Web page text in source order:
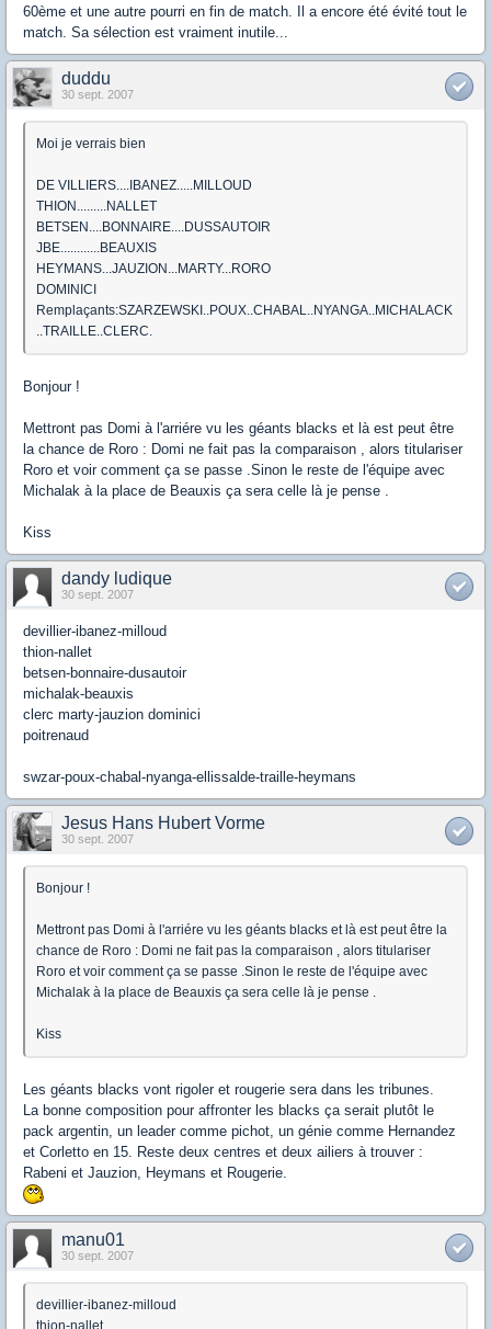
60ème et une autre pourri en fin de match. Il a encore été évité tout le
match. Sa sélection est vraiment inutile...
duddu
30 sept. 2007
Moi je verrais bien
DE VILLIERS....IBANEZ.....MILLOUD
THION.........NALLET
BETSEN....BONNAIRE....DUSSAUTOIR
JBE............BEAUXIS
HEYMANS...JAUZION...MARTY...RORO
DOMINICI
Remplaçants:SZARZEWSKI..POUX..CHABAL..NYANGA..MICHALACK
..TRAILLE..CLERC.
Bonjour !
Mettront pas Domi à l'arriére vu les géants blacks et là est peut être
la chance de Roro : Domi ne fait pas la comparaison , alors titulariser
Roro et voir comment ça se passe .Sinon le reste de l'équipe avec
Michalak à la place de Beauxis ça sera celle là je pense .
Kiss
dandy ludique
30 sept. 2007
devillier-ibanez-milloud
thion-nallet
betsen-bonnaire-dusautoir
michalak-beauxis
clerc marty-jauzion dominici
poitrenaud
swzar-poux-chabal-nyanga-ellissalde-traille-heymans
Jesus Hans Hubert Vorme
30 sept. 2007
Bonjour !
Mettront pas Domi à l'arriére vu les géants blacks et là est peut être la
chance de Roro : Domi ne fait pas la comparaison , alors titulariser
Roro et voir comment ça se passe .Sinon le reste de l'équipe avec
Michalak à la place de Beauxis ça sera celle là je pense .
Kiss
Les géants blacks vont rigoler et rougerie sera dans les tribunes.
La bonne composition pour affronter les blacks ça serait plutôt le
pack argentin, un leader comme pichot, un génie comme Hernandez
et Corletto en 15. Reste deux centres et deux ailiers à trouver :
Rabeni et Jauzion, Heymans et Rougerie.
manu01
30 sept. 2007
devillier-ibanez-milloud
thion-nallet